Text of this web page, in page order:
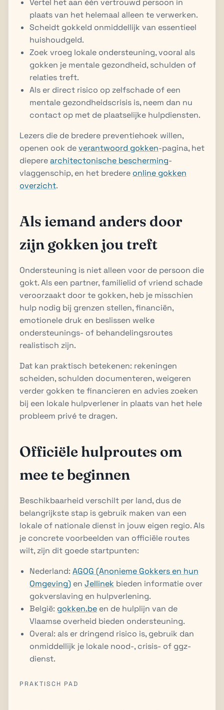
Vertel het aan één vertrouwd persoon in
plaats van het helemaal alleen te verwerken.
Scheidt gokkeld onmiddellijk van essentieel
huishoudgeld.
Zoek vroeg lokale ondersteuning, vooral als
gokken je mentale gezondheid, schulden of
relaties treft.
Als er direct risico op zelfschade of een
mentale gezondheidscrisis is, neem dan nu
contact op met de plaatselijke hulpdiensten.
Lezers die de bredere preventiehoek willen,
openen ook deverantwoord gokken-pagina, het
dieperearchitectonische bescherming-
vlaggenschip, en het bredere online gokken
overzicht.
Als iemand anders door
zijn gokken jou treft
Ondersteuning is niet alleen voor de persoon die
gokt. Als een partner, familielid of vriend schade
veroorzaakt door te gokken, heb je misschien
hulp nodig bij grenzen stellen, financiën,
emotionele druk en beslissen welke
ondersteunings- of behandelingsroutes
realistisch zijn.
Dat kan praktisch betekenen: rekeningen
scheiden, schulden documenteren, weigeren
verder gokken te financieren en advies zoeken
bij een lokale hulpverlener in plaats van het hele
probleem privé te dragen.
Officiële hulproutes om
mee te beginnen
Beschikbaarheid verschilt per land, dus de
belangrijkste stap is gebruik maken van een
lokale of nationale dienst in jouw eigen regio. Als
je concrete voorbeelden van officiële routes
wilt, zijn dit goede startpunten:
Nederland: AGOG (Anonieme Gokkers en hun
Omgeving) en Jellinek bieden informatie over
gokverslaving en hulpverlening.
België: gokken.be en de hulplijn van de
Vlaamse overheid bieden ondersteuning.
Overal: als er dringend risico is, gebruik dan
onmiddellijk je lokale nood-, crisis- of ggz-
dienst.
PRAKTISCH PAD